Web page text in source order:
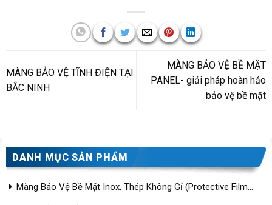
MÀNG BẢO VỆ TĨNH ĐIỆN TẠI
BẮC NINH
MÀNG BẢO VỆ BỀ MẶT
PANEL- giải pháp hoàn hảo
bảo vệ bề mặt
DANH MỤC SẢN PHẨM
Màng Bảo Vệ Bề Mặt Inox, Thép Không Gỉ (Protective Film